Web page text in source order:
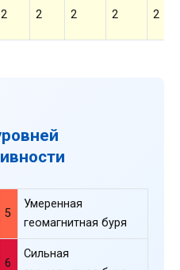
2 2 2 2 2
5
Умеренная
геомагнитная буря
6
Сильная